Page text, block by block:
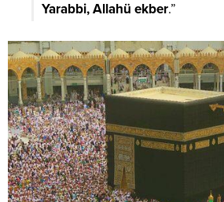
Yarabbi, Allahü ekber.”